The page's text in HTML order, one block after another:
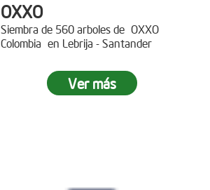
Descripción
DINISSANpor plantar 400
OXXO
Siembra de 560 arboles de OXXO
Colombia en Lebrija - Santander
Ver más